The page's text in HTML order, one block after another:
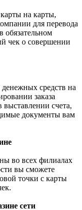
на карты,
для перевода
обязательном
чек о совершении
средств на
заказа
счета,
документы вам
во всех филиалах
вы сможете
точки с карты
сети